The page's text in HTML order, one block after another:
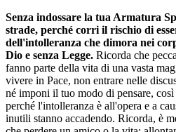
Senza indossare la tua Armatura
strade, perché corri il rischio di
dell'intolleranza che dimora nei
Dio e senza Legge. Ricorda che
fanno parte della vita di una vasta
vivere in Pace, non entrare nelle
né imponi il tuo modo di pensare,
perché l'intolleranza è all'opera e a
inutili stanno accadendo. Ricorda, è